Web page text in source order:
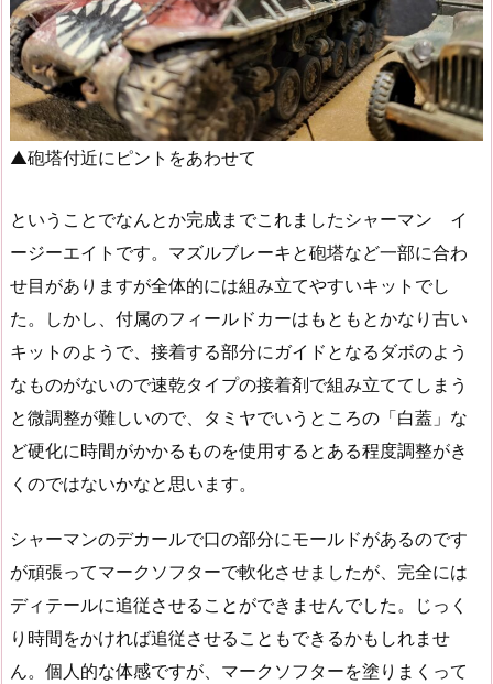
▲砲塔付近にピントをあわせて
ということでなんとか完成までこれましたシャーマン イ
ージーエイトです。マズルブレーキと砲塔など一部に合わ
せ目がありますが全体的には組み立てやすいキットでし
た。しかし、付属のフィールドカーはもともとかなり古い
キットのようで、接着する部分にガイドとなるダボのよう
なものがないので速乾タイプの接着剤で組み立ててしまう
と微調整が難しいので、タミヤでいうところの「白蓋」な
ど硬化に時間がかかるものを使用するとある程度調整がき
くのではないかなと思います。
シャーマンのデカールで口の部分にモールドがあるのです
が頑張ってマークソフターで軟化させましたが、完全には
ディテールに追従させることができませんでした。じっく
り時間をかければ追従させることもできるかもしれませ
ん。個人的な体感ですが、マークソフターを塗りまくって